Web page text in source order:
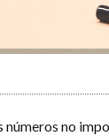
números no